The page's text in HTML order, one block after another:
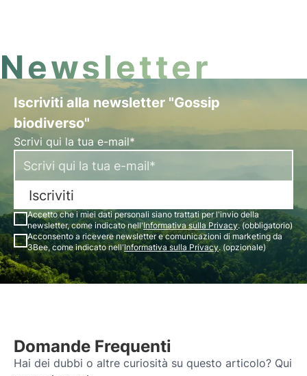
Newsletter
Iscriviti alla newsletter "Gossip
biodiverso"
Scrivi qui la tua e-mail*
Iscriviti
Accetto che i miei dati personali siano trattati per l'invio della
newsletter, come indicato nell'Informativa sulla Privacy. (obbligatorio)
Acconsento a ricevere newsletter e comunicazioni di marketing da
3Bee, come indicato nell'Informativa sulla Privacy. (opzionale)
Domande Frequenti
Hai dei dubbi o altre curiosità su questo articolo? Qui